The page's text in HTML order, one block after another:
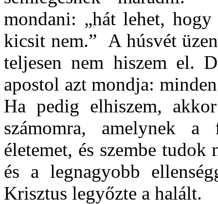
mondani: „hát lehet,
kicsit nem.” A húsvét
teljesen nem hiszem el.
apostol azt mondja:
Ha pedig elhiszem,
számomra, amelynek a
életemet, és szembe
és a legnagyobb
Krisztus legyőzte a halált.